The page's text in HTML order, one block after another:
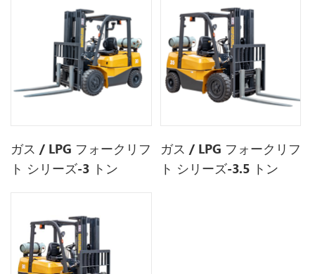
ガス / LPG フォークリフ
ト シリーズ-3 トン
ガス / LPG フォークリフ
ト シリーズ-3.5 トン